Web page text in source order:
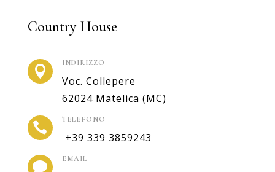
Country House

INDIRIZZO
Voc. Collepere
62024 Matelica (MC)

TELEFONO
+39 339 3859243

EMAIL